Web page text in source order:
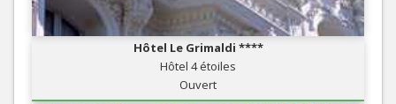
Hôtel Le Grimaldi ****
Hôtel 4 étoiles
Ouvert